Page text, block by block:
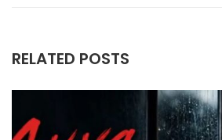
RELATED POSTS